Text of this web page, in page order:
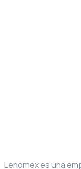
Lenomex es una